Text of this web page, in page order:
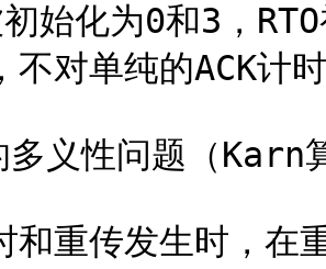
始化为0和3，
不对单纯的ACK计时
义性问题（Karn
和重传发生时，在